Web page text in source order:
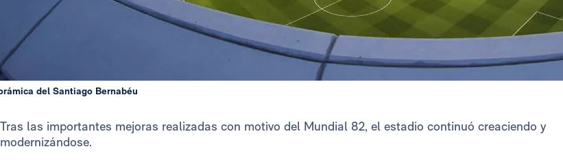
del Santiago Bernabéu
Tras las importantes mejoras realizadas con motivo del Mundial 82, el estadio continuó creaciendo y
modernizándose.